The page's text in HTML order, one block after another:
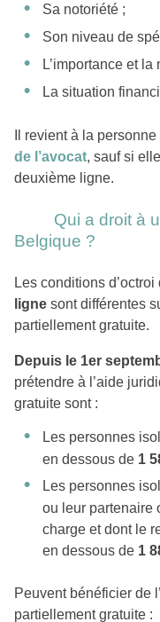
Sa notoriété ;
Son niveau de
L’importance et
La situation
Il revient à la
de l’avocat, sauf si
deuxième ligne.
Qui a droit à un
Belgique ?
Les conditions d’octroi
ligne sont différentes
partiellement gratuite.
Depuis le 1er
prétendre à l’aide
gratuite sont :
Les personnes
en dessous de 1
Les personnes
ou leur partenaire
charge et dont le
en dessous de 1
Peuvent bénéficier de
partiellement gratuite :